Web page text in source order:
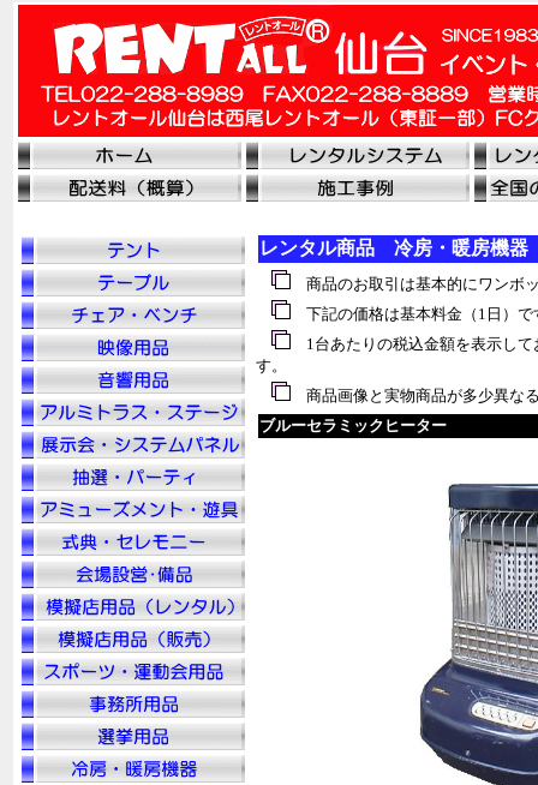
レンタル商品 冷房・暖房機器
商品のお取引は基本的にワンボ
下記の価格は基本料金（1日）で
1台あたりの税込金額を表示して
す。
商品画像と実物商品が多少異な
ブルーセラミックヒーター